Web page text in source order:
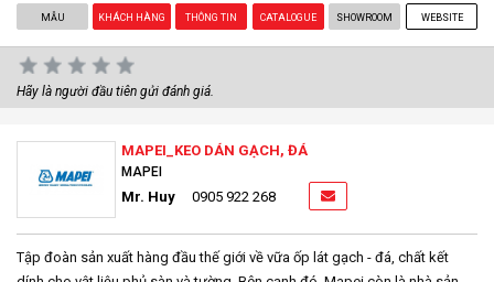
MẪU KHÁCH HÀNG THÔNG TIN CATALOGUE SHOWROOM WEBSITE
Hãy là người đầu tiên gửi đánh giá.
MAPEI_KEO DÁN GẠCH, ĐÁ
MAPEI
Mr. Huy 0905 922 268
Tập đoàn sản xuất hàng đầu thế giới về vữa ốp lát gạch - đá, chất kết